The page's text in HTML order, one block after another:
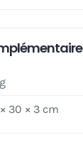
30 × 3 cm